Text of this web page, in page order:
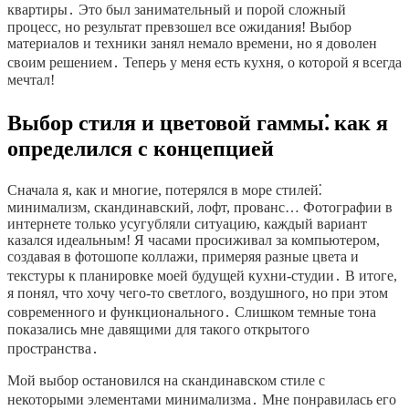
квартиры․ Это был занимательный и порой сложный
процесс, но результат превзошел все ожидания! Выбор
материалов и техники занял немало времени, но я доволен
своим решением․ Теперь у меня есть кухня, о которой я всегда
мечтал!
Выбор стиля и цветовой гаммы⁚ как я
определился с концепцией
Сначала я, как и многие, потерялся в море стилей⁚
минимализм, скандинавский, лофт, прованс… Фотографии в
интернете только усугубляли ситуацию, каждый вариант
казался идеальным! Я часами просиживал за компьютером,
создавая в фотошопе коллажи, примеряя разные цвета и
текстуры к планировке моей будущей кухни-студии․ В итоге,
я понял, что хочу чего-то светлого, воздушного, но при этом
современного и функционального․ Слишком темные тона
показались мне давящими для такого открытого
пространства․
Мой выбор остановился на скандинавском стиле с
некоторыми элементами минимализма․ Мне понравилась его